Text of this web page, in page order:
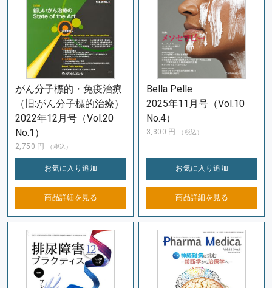
がん分子標的・免疫治療
（旧:がん分子標的治療）
2022年12月号（Vol.20
No.1）
2,750 円 （税込）
お気に入り追加
商品詳細を 見る
Bella Pelle
2025年11月号（Vol.10
No.4）
3,300 円 （税込）
お気に入り追加
商品詳細を 見る